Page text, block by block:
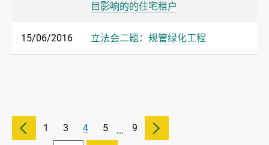
目影响的的住宅租户
15/06/2016 立法会二题：规管绿化工程
1 3 4 5 ... 9